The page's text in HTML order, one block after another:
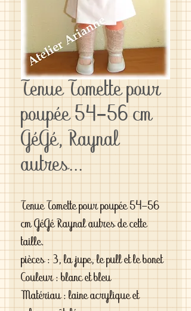
Tenue Tomette pour
poupée 54-56 cm
GéGé, Raynal
autres...
Tenue Tomette pour poupée 54-56
cm GéGé Raynal autres de cette
taille.
pièces : 3, la jupe, le pull et le bonet
Couleur : blanc et bleu
Matériau : laine acrylique et